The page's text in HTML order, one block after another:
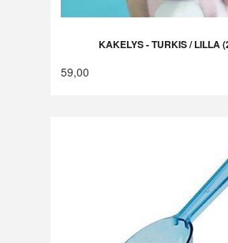
KAKELYS - TURKIS / LILLA
59,00